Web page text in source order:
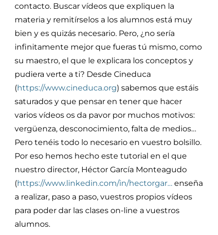
contacto. Buscar vídeos que expliquen la
materia y remitírselos a los alumnos está muy
bien y es quizás necesario. Pero, ¿no sería
infinitamente mejor que fueras tú mismo, como
su maestro, el que le explicara los conceptos y
pudiera verte a ti? Desde Cineduca
(https://www.cineduca.org) sabemos que estáis
saturados y que pensar en tener que hacer
varios vídeos os da pavor por muchos motivos:
vergüenza, desconocimiento, falta de medios…
Pero tenéis todo lo necesario en vuestro bolsillo.
Por eso hemos hecho este tutorial en el que
nuestro director, Héctor García Monteagudo
(https://www.linkedin.com/in/hectorgar… enseña
a realizar, paso a paso, vuestros propios vídeos
para poder dar las clases on-line a vuestros
alumnos.